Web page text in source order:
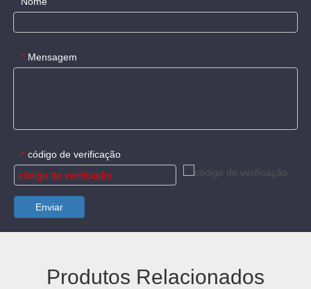
* Mensagem
* código de verificação
Enviar
Produtos Relacionados